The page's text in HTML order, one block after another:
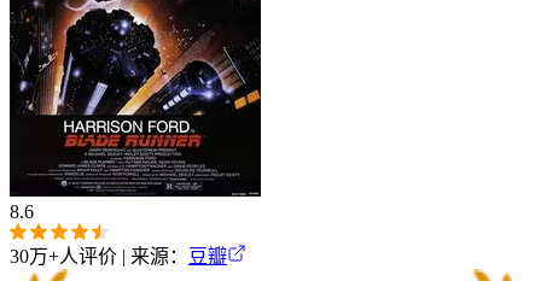
8.6
30万+人评价 | 来源： 豆瓣